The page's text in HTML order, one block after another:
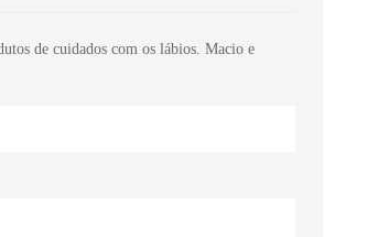
ไทย
de cuidados com os lábios. Macio e